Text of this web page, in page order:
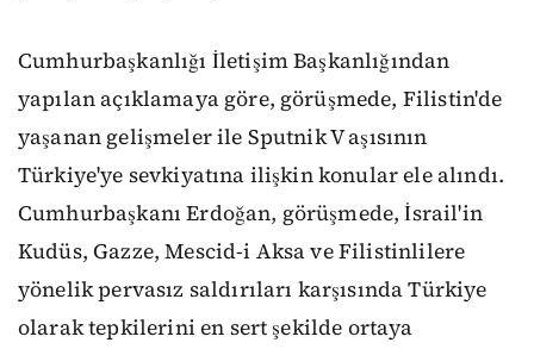
Cumhurbaşkanlığı İletişim Başkanlığından
yapılan açıklamaya göre, görüşmede, Filistin'de
yaşanan gelişmeler ile Sputnik V aşısının
Türkiye'ye sevkiyatına ilişkin konular ele alındı.
Cumhurbaşkanı Erdoğan, görüşmede, İsrail'in
Kudüs, Gazze, Mescid-i Aksa ve Filistinlilere
yönelik pervasız saldırıları karşısında Türkiye
olarak tepkilerini en sert şekilde ortaya